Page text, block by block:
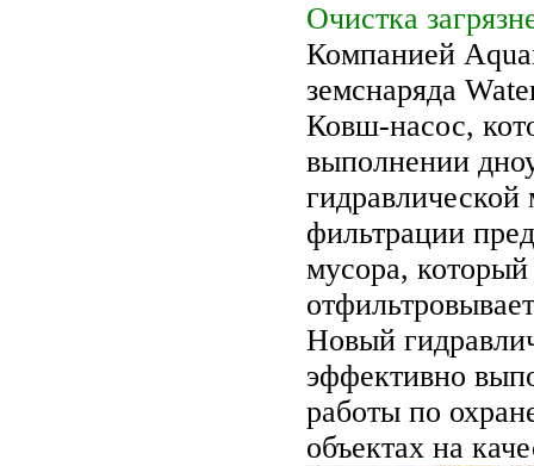
Очистка
Компанией
земснаряда
Ковш-насос,
выполнении
фильтрации
мусора,
Новый
эффективно
работы по
объектах на